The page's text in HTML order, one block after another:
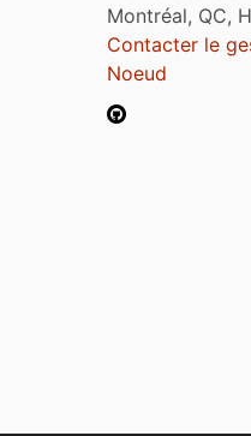
Montréal, QC,
Contacter le
Noeud